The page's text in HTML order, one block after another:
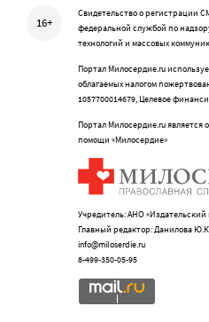
16+
Свидетельство о регистрации
федеральной службой по
технологий и массовых
Портал Милосердие.ru
облагаемых налогом
1057700014679, Целевое
Портал Милосердие.ru является
помощи «Милосердие»
Учредитель: АНО
Главный редактор: Данилова
info@miloserdie.ru
8-499-350-05-95